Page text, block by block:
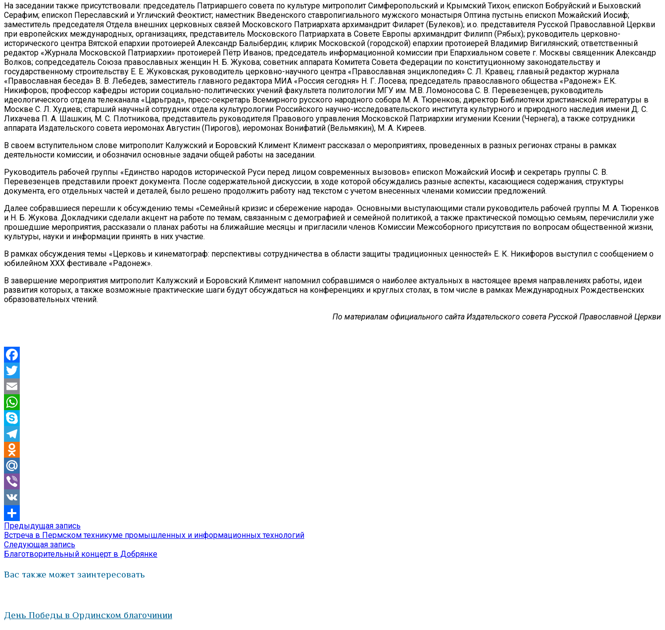
На заседании также присутствовали: председатель Патриаршего совета по культуре митрополит Симферопольский и Крымский Тихон; епископ Бобруйский и Быховский
Серафим; епископ Переславский и Угличский Феоктист; наместник Введенского ставропигиального мужского монастыря Оптина пустынь епископ Можайский Иосиф;
заместитель председателя Отдела внешних церковных связей Московского Патриархата архимандрит Филарет (Булеков); и.о. представителя Русской Православной Церкви
при европейских международных, организациях, представитель Московского Патриархата в Совете Европы архимандрит Филипп (Рябых); руководитель церковно-
исторического центра Вятской епархии протоиерей Александр Балыбердин; клирик Московской (городской) епархии протоиерей Владимир Вигилянский; ответственный
редактор «Журнала Московской Патриархии» протоиерей Пётр Иванов; председатель информационной комиссии при Епархиальном совете г. Москвы священник Александр
Волков; сопредседатель Союза православных женщин Н. Б. Жукова; советник аппарата Комитета Совета Федерации по конституционному законодательству и
государственному строительству Е. Е. Жуковская; руководитель церковно-научного центра «Православная энциклопедия» С. Л. Кравец; главный редактор журнала
«Православная беседа» В. В. Лебедев; заместитель главного редактора МИА «Россия сегодня» Н. Г. Лосева; председатель православного общества «Радонеж» Е.К.
Никифоров; профессор кафедры истории социально-политических учений факультета политологии МГУ им. М.В. Ломоносова С. В. Перевезенцев; руководитель
идеологического отдела телеканала «Царьград», пресс-секретарь Всемирного русского народного собора М. А. Тюренков; директор Библиотеки христианской литературы в
Москве С. Л. Худиев; старший научный сотрудник отдела культурологии Российского научно-исследовательского института культурного и природного наследия имени Д. С.
Лихачева П. А. Шашкин, М. С. Плотникова, представитель руководителя Правового управления Московской Патриархии игумении Ксении (Чернега), а также сотрудники
аппарата Издательского совета иеромонах Августин (Пирогов), иеромонах Вонифатий (Вельмякин), М. А. Киреев.
В своем вступительном слове митрополит Калужский и Боровский Климент Климент рассказал о мероприятиях, проведенных в разных регионах страны в рамках
деятельности комиссии, и обозначил основные задачи общей работы на заседании.
Руководитель рабочей группы «Единство народов исторической Руси перед лицом современных вызовов» епископ Можайский Иосиф и секретарь группы С. В.
Перевезенцев представили проект документа. После содержательной дискуссии, в ходе которой обсуждались разные аспекты, касающиеся содержания, структуры
документа, его отдельных частей и деталей, было решено продолжить работу над текстом с учетом внесенных членами комиссии предложений.
Далее собравшиеся перешли к обсуждению темы «Семейный кризис и сбережение народа». Основными выступающими стали руководитель рабочей группы М. А. Тюренков
и Н. Б. Жукова. Докладчики сделали акцент на работе по темам, связанным с демографией и семейной политикой, а также практической помощью семьям, перечислили уже
прошедшие мероприятия, рассказали о планах работы на ближайшие месяцы и пригласили членов Комиссии Межсоборного присутствия по вопросам общественной жизни,
культуры, науки и информации принять в них участие.
В рамках обсуждения темы «Церковь и кинематограф: перспективы сотрудничества в области защиты традиционных ценностей» Е. К. Никифоров выступил с сообщением о
юбилейном XXX фестивале «Радонеж».
В завершение мероприятия митрополит Калужский и Боровский Климент напомнил собравшимся о наиболее актуальных в настоящее время направлениях работы, идеи
развития которых, а также возможные практические шаги будут обсуждаться на конференциях и круглых столах, в том числе в рамках Международных Рождественских
образовательных чтений.
По материалам официального сайта Издательского совета Русской Православной Церкви
Facebook
Twitter
Email
WhatsApp
Skype
Telegram
Odnoklassniki
Mail.Ru
Viber
VK
Отправить
Навигация
по
записям
Предыдущая запись
запись:
Встреча в Пермском техникуме промышленных и информационных технологий
Следующая запись
запись:
Благотворительный концерт в Добрянке
Вас также может заинтересовать
День Победы в Ординском благочинии